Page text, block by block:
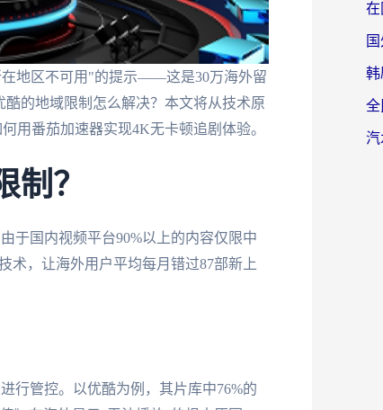
在地区不可用"的提示——这是30万海外留
的地域限制怎么解决？本文将从技术原
用番茄加速器实现4K无卡顿追剧体验。
？
于国内视频平台90%以上的内容仅限中
术，让海外用户平均每月错过87部新上
行管控。以优酷为例，其片库中76%的